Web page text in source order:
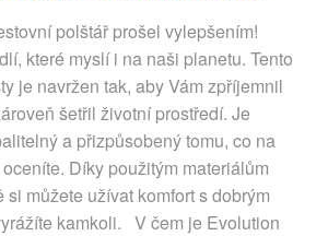
polštář prošel vylepšením!
které myslí i na naši planetu. Tento
je navržen tak, aby Vám zpříjemnil
šetřil životní prostředí. Je
a přizpůsobený tomu, co na
Díky použitým materiálům
si můžete užívat komfort s dobrým
kamkoli. V čem je Evolution